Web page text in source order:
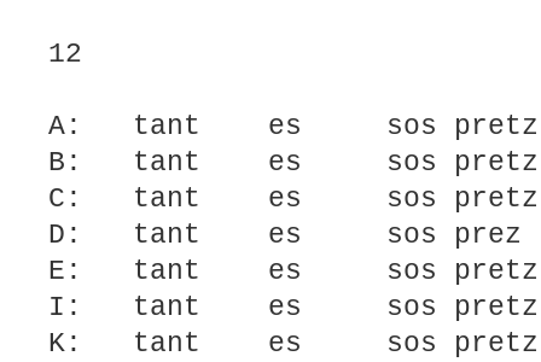
12
A: tant es sos
B: tant es sos
C: tant es sos
D: tant es sos
E: tant es sos
I: tant es sos
K: tant es sos